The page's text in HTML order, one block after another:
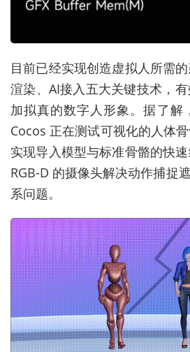
目前已经实现创造虚拟人所需的
渲染、AI接入五大关键技术，
加拟真的数字人形象。据了解
Cocos 正在测试可视化的人体
实现导入模型与标准骨骼的快
RGB-D 的摄像头解决动作捕捉
系问题。